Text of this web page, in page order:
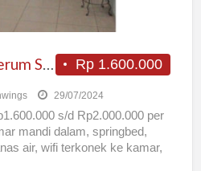
Rp 1.600.000
Kost Griya Bima Perum Sakura Regency Surabaya
29/07/2024
s/d Rp2.000.000 per
mandi dalam, springbed,
air, wifi terkonek ke kamar,